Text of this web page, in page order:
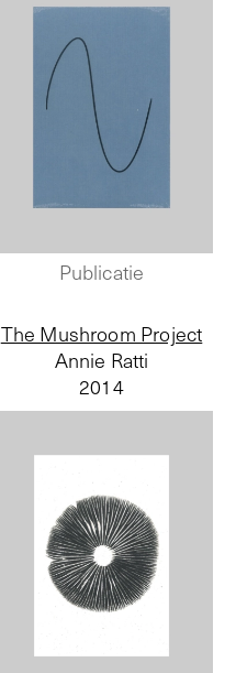
Publicatie
The Mushroom Project
Annie Ratti
2014